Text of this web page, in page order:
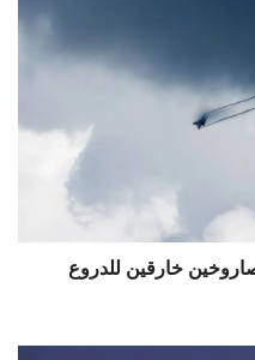
خارقين للدروع